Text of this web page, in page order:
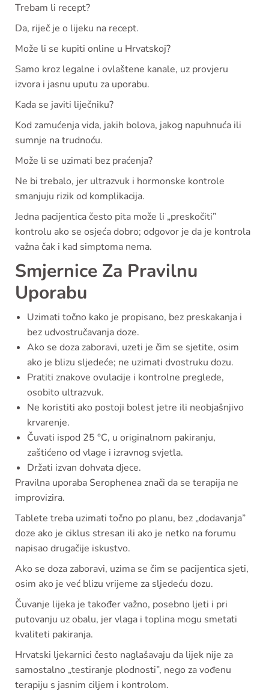
Trebam li recept?
Da, riječ je o lijeku na recept.
Može li se kupiti online u Hrvatskoj?
Samo kroz legalne i ovlaštene kanale, uz provjeru
izvora i jasnu uputu za uporabu.
Kada se javiti liječniku?
Kod zamućenja vida, jakih bolova, jakog napuhnuća ili
sumnje na trudnoću.
Može li se uzimati bez praćenja?
Ne bi trebalo, jer ultrazvuk i hormonske kontrole
smanjuju rizik od komplikacija.
Jedna pacijentica često pita može li „preskočiti”
kontrolu ako se osjeća dobro; odgovor je da je kontrola
važna čak i kad simptoma nema.
Smjernice Za Pravilnu
Uporabu
Uzimati točno kako je propisano, bez preskakanja i
bez udvostručavanja doze.
Ako se doza zaboravi, uzeti je čim se sjetite, osim
ako je blizu sljedeće; ne uzimati dvostruku dozu.
Pratiti znakove ovulacije i kontrolne preglede,
osobito ultrazvuk.
Ne koristiti ako postoji bolest jetre ili neobjašnjivo
krvarenje.
Čuvati ispod 25 °C, u originalnom pakiranju,
zaštićeno od vlage i izravnog svjetla.
Držati izvan dohvata djece.
Pravilna uporaba Serophenea znači da se terapija ne
improvizira.
Tablete treba uzimati točno po planu, bez „dodavanja”
doze ako je ciklus stresan ili ako je netko na forumu
napisao drugačije iskustvo.
Ako se doza zaboravi, uzima se čim se pacijentica sjeti,
osim ako je već blizu vrijeme za sljedeću dozu.
Čuvanje lijeka je također važno, posebno ljeti i pri
putovanju uz obalu, jer vlaga i toplina mogu smetati
kvaliteti pakiranja.
Hrvatski ljekarnici često naglašavaju da lijek nije za
samostalno „testiranje plodnosti”, nego za vođenu
terapiju s jasnim ciljem i kontrolom.